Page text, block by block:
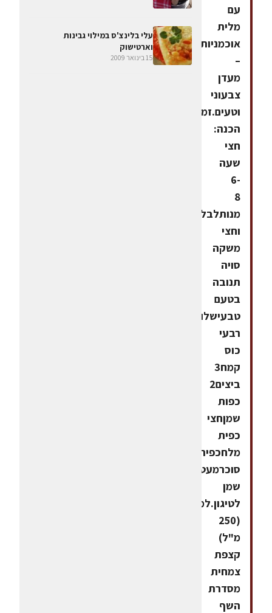
עם
מלית
אוכמניות
–
מעדן
צבעוני
וטעים.זמן
הכנה:
חצי
שעה
6-
8
מנותלבלילהכוס
וחצי
משקה
סויה
תנובה
בטעם
טבעישלושת
רבעי
כוס
קמח3
ביצים2
כפות
שמןחצי
כפית
מלחכפית
סוכרמעט
שמן
לטיגון.למילוימיכל
(250
מ"ל)
קצפת
צמחית
מסדרת
השף
עלי בלינצ'ס במילוי גבינות
וארטישוק
15 בינואר 2009